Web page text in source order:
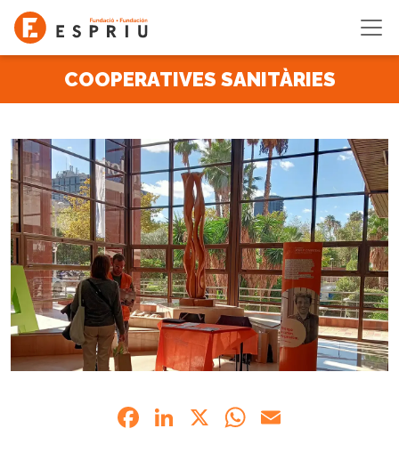
Vés al contingut
COOPERATIVES SANITÀRIES
Facebook
LinkedIn
X WhatsApp